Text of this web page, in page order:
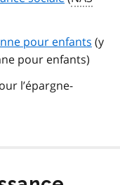
pour enfants (y
pour enfants)
l’épargne-